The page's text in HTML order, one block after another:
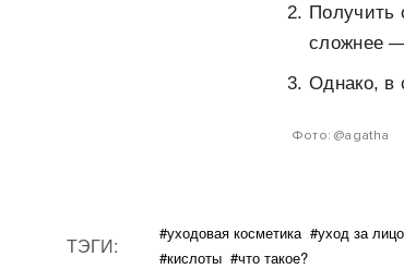
Получить
сложнее
Однако, в
Фото: @agatha
ТЭГИ: #уходовая косметика #уход за
#кислоты #что такое?